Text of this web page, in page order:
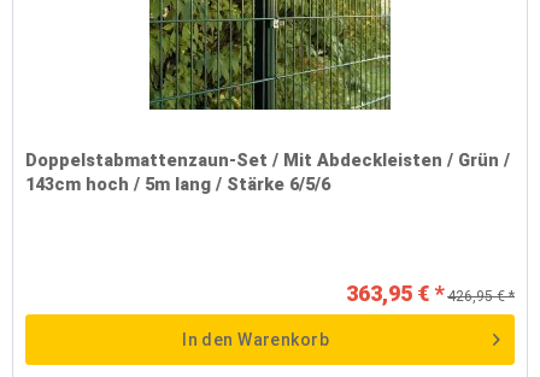
Doppelstabmattenzaun-Set / Mit Abdeckleisten / Grün /
143cm hoch / 5m lang / Stärke 6/5/6
363,95 € * 426,95 € *
In den Warenkorb